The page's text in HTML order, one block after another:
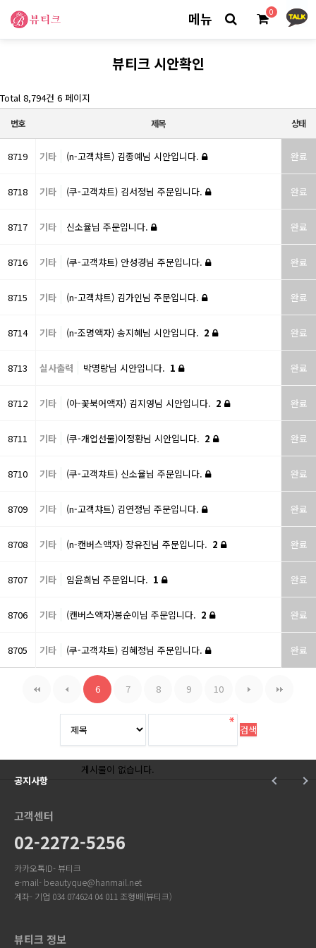
메뉴 0
뷰티크 시안확인
Total 8,794건 6 페이지
번호 제목 상태
8719 기타 (n-고객챠트) 김종예님 시안입니다. 완료
8718 기타 (쿠-고객챠트) 김서정님 주문입니다. 완료
8717 기타 신소율님 주문입니다. 완료
8716 기타 (쿠-고객챠트) 안성경님 주문입니다. 완료
8715 기타 (n-고객챠트) 김가인님 주문입니다. 완료
8714 기타 (n-조명액자) 송지혜님 시안입니다. 2 완료
8713 실사출력 박명랑님 시안입니다. 1 완료
8712 기타 (아-꽃북어액자) 김지영님 시안입니다. 2 완료
8711 기타 (쿠-개업선물)이정환님 시안입니다. 2 완료
8710 기타 (쿠-고객챠트) 신소율님 주문입니다. 완료
8709 기타 (n-고객챠트) 김연정님 주문입니다. 완료
8708 기타 (n-캔버스액자) 장유진님 주문입니다. 2 완료
8707 기타 임윤희님 주문입니다. 1 완료
8706 기타 (캔버스액자)봉순이님 주문입니다. 2 완료
8705 기타 (쿠-고객챠트) 김혜정님 주문입니다. 완료
6 7 8 9 10
공지사항
게시물이 없습니다.
고객센터
02-2272-5256
카카오톡ID- 뷰티크
e-mail- beautyque@hanmail.net
계좌- 기업 034 074624 04 011 조형배(뷰티크)
뷰티크 정보